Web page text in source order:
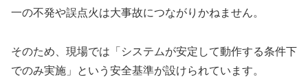
一の不発や誤点火は大事故につながりかねません。
そのため、現場では「システムが安定して動作する条件下
でのみ実施」という安全基準が設けられています。